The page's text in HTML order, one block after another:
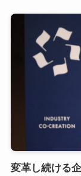
変革し続ける